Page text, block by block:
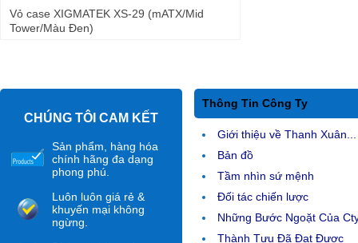
Vỏ case XIGMATEK XS-29 (mATX/Mid
Tower/Màu Đen)
CHÚNG TÔI CAM KẾT
Sản phẩm, hàng hóa
chính hãng đa dạng
phong phú.
Luôn luôn giá rẻ &
khuyến mại không
ngừng.
Thông Tin Công Ty
Giới thiệu về Thanh Xuân...
Bản đồ
Tầm nhìn sứ mệnh
Đối tác chiến lược
Những Bước Ngoặt Của
Thành Tựu Đã Đạt Được